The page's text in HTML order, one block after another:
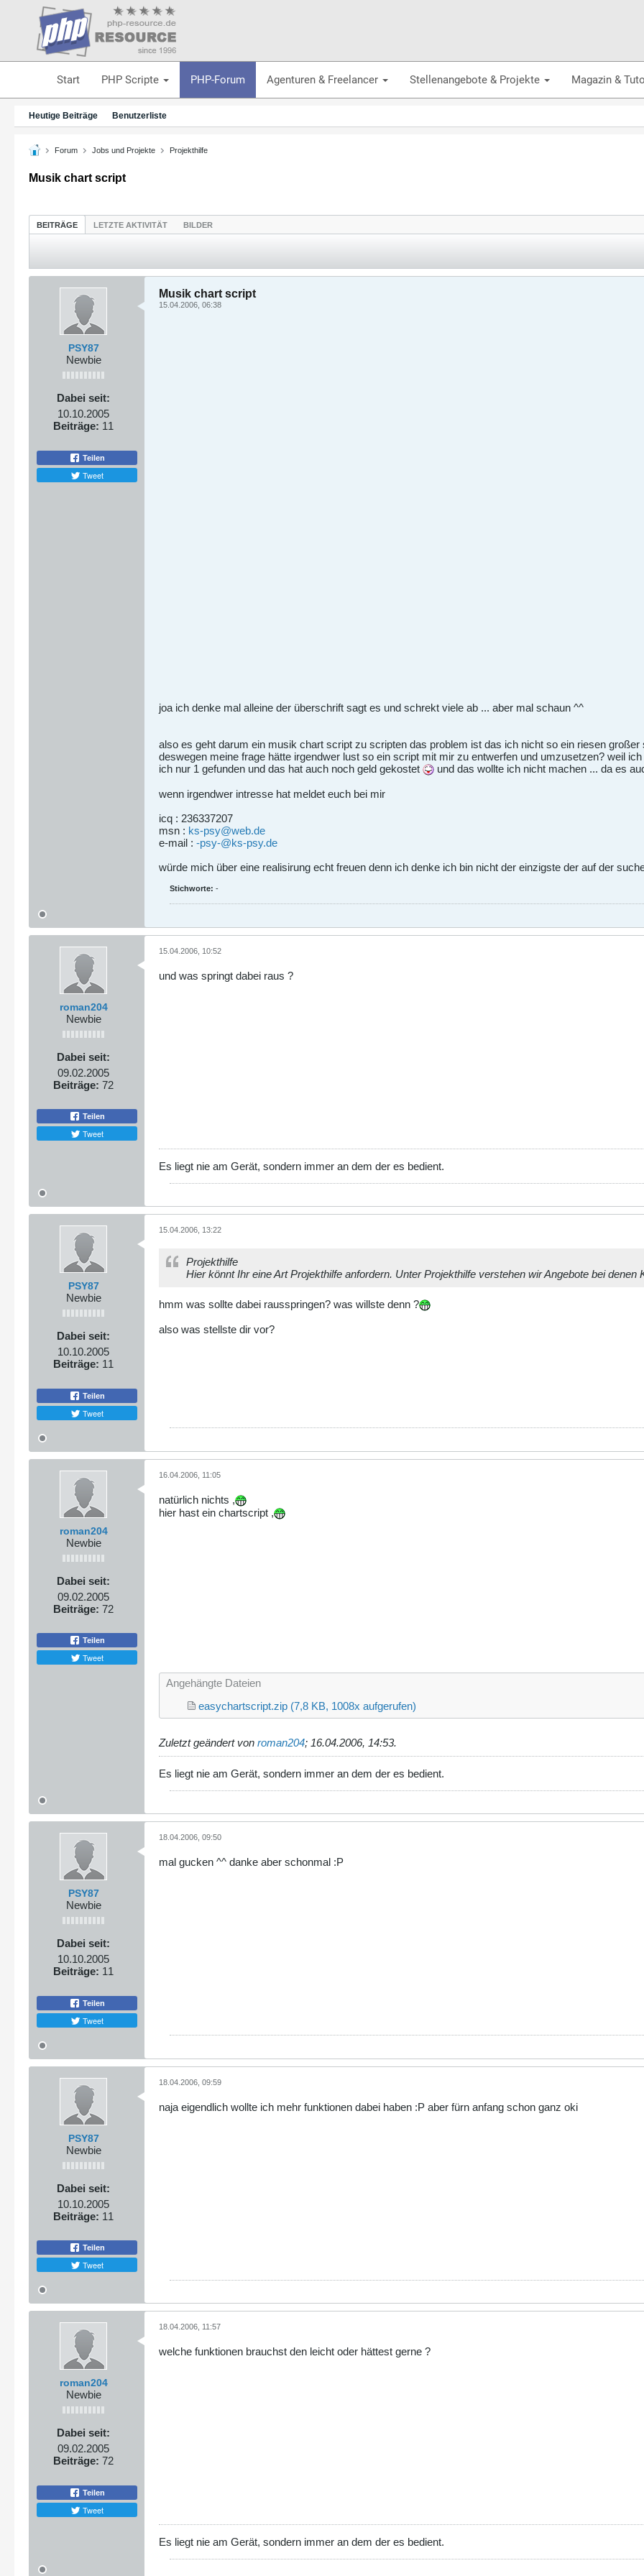
Start PHP Scripte PHP-Forum Agenturen & Freelancer Stellenangebote & Projekte Magazin &
Heutige Beiträge Benutzerliste
Forum Jobs und Projekte Projekthilfe
Musik chart script
BEITRÄGE LETZTE AKTIVITÄT BILDER
PSY87
Newbie
Dabei seit:
10.10.2005
Beiträge: 11
Teilen
Tweet
Musik chart script
15.04.2006, 06:38
joa ich denke mal alleine der überschrift sagt es und schrekt viele ab ... aber mal schaun ^^
also es geht darum ein musik chart script zu scripten das problem ist das ich nicht so ein riesen
deswegen meine frage hätte irgendwer lust so ein script mit mir zu entwerfen und umzusetzen? weil
ich nur 1 gefunden und das hat auch noch geld gekostet
und das wollte ich nicht machen ... da es
wenn irgendwer intresse hat meldet euch bei mir
icq : 236337207
msn : ks-psy@web.de
e-mail : -psy-@ks-psy.de
würde mich über eine realisirung echt freuen denn ich denke ich bin nicht der einzigste der auf der
Stichworte: -
roman204
Newbie
Dabei seit:
09.02.2005
Beiträge: 72
Teilen
Tweet
15.04.2006, 10:52
und was springt dabei raus ?
Es liegt nie am Gerät, sondern immer an dem der es bedient.
PSY87
Newbie
Dabei seit:
10.10.2005
Beiträge: 11
Teilen
Tweet
15.04.2006, 13:22
Projekthilfe
Hier könnt Ihr eine Art Projekthilfe anfordern. Unter Projekthilfe verstehen wir Angebote bei denen
hmm was sollte dabei rausspringen? was willste denn ?
also was stellste dir vor?
roman204
Newbie
Dabei seit:
09.02.2005
Beiträge: 72
Teilen
Tweet
16.04.2006, 11:05
natürlich nichts ,
hier hast ein chartscript ,
Angehängte Dateien
easychartscript.zip (7,8 KB, 1008x aufgerufen)
Zuletzt geändert von roman204; 16.04.2006, 14:53.
Es liegt nie am Gerät, sondern immer an dem der es bedient.
PSY87
Newbie
Dabei seit:
10.10.2005
Beiträge: 11
Teilen
Tweet
18.04.2006, 09:50
mal gucken ^^ danke aber schonmal :P
PSY87
Newbie
Dabei seit:
10.10.2005
Beiträge: 11
Teilen
Tweet
18.04.2006, 09:59
naja eigendlich wollte ich mehr funktionen dabei haben :P aber fürn anfang schon ganz oki
roman204
Newbie
Dabei seit:
09.02.2005
Beiträge: 72
Teilen
Tweet
18.04.2006, 11:57
welche funktionen brauchst den leicht oder hättest gerne ?
Es liegt nie am Gerät, sondern immer an dem der es bedient.